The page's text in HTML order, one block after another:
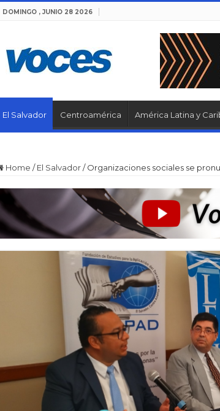
DOMINGO , JUNIO 28 2026
El Salvador Centroamérica América Latina y
Home / El Salvador/ Organizaciones sociales se